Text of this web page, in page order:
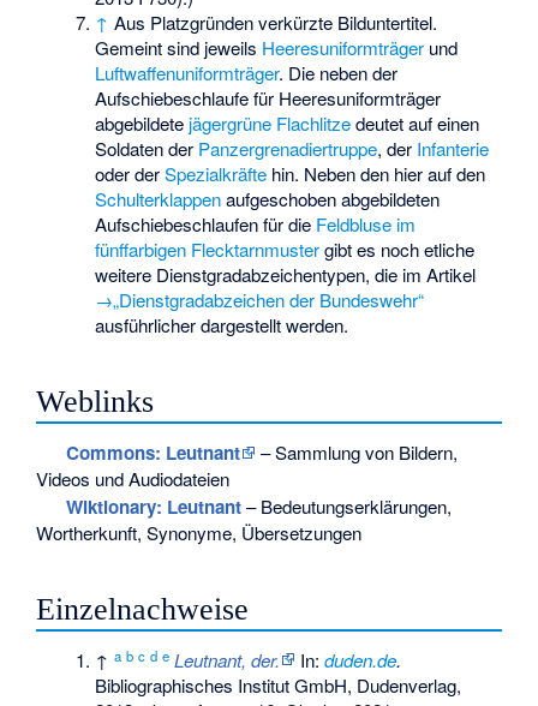
↑ Aus Platzgründen verkürzte Bilduntertitel.
Gemeint sind jeweils Heeresuniformträger und
Luftwaffenuniformträger. Die neben der
Aufschiebeschlaufe für Heeresuniformträger
abgebildete jägergrüne Flachlitzedeutet auf einen
Soldaten der Panzergrenadiertruppe, der Infanterie
oder derSpezialkräfte hin. Neben den hier auf den
Schulterklappenaufgeschoben abgebildeten
Aufschiebeschlaufen für die Feldbluse im
fünffarbigen Flecktarnmustergibt es noch etliche
weitere Dienstgradabzeichentypen, die im Artikel
→„Dienstgradabzeichen der Bundeswehr“
ausführlicher dargestellt werden.
Weblinks
Commons: Leutnant
– Sammlung von Bildern,
Videos und Audiodateien
Wiktionary: Leutnant– Bedeutungserklärungen,
Wortherkunft, Synonyme, Übersetzungen
Einzelnachweise
↑a b c d e Leutnant, der. In:duden.de.
Bibliographisches Institut GmbH, Dudenverlag,